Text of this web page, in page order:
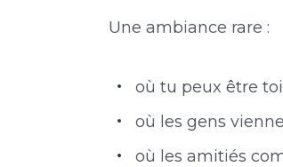
Une ambiance rare :
où tu peux être
où les gens
où les amitiés